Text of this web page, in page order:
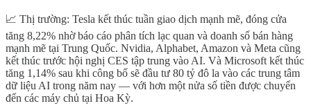
📈 Thị trường: Tesla kết thúc tuần giao dịch mạnh mẽ, đóng cửa
tăng 8,22% nhờ báo cáo phân tích lạc quan và doanh số bán hàng
mạnh mẽ tại Trung Quốc. Nvidia, Alphabet, Amazon và Meta cũng
kết thúc trước hội nghị CES tập trung vào AI. Và Microsoft kết thúc
tăng 1,14% sau khi công bố sẽ đầu tư 80 tỷ đô la vào các trung tâm
dữ liệu AI trong năm nay — với hơn một nửa số tiền được chuyển
đến các máy chủ tại Hoa Kỳ.